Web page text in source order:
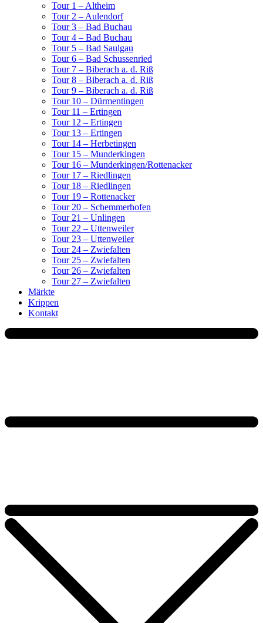
Tour 1 – Altheim
Tour 2 – Aulendorf
Tour 3 – Bad Buchau
Tour 4 – Bad Buchau
Tour 5 – Bad Saulgau
Tour 6 – Bad Schussenried
Tour 7 – Biberach a. d. Riß
Tour 8 – Biberach a. d. Riß
Tour 9 – Biberach a. d. Riß
Tour 10 – Dürmentingen
Tour 11 – Ertingen
Tour 12 – Ertingen
Tour 13 – Ertingen
Tour 14 – Herbetingen
Tour 15 – Munderkingen
Tour 16 – Munderkingen/Rottenacker
Tour 17 – Riedlingen
Tour 18 – Riedlingen
Tour 19 – Rottenacker
Tour 20 – Schemmerhofen
Tour 21 – Unlingen
Tour 22 – Uttenweiler
Tour 23 – Uttenweiler
Tour 24 – Zwiefalten
Tour 25 – Zwiefalten
Tour 26 – Zwiefalten
Tour 27 – Zwiefalten
Märkte
Krippen
Kontakt